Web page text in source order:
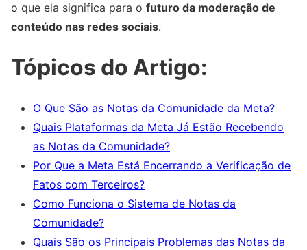
o que ela significa para o futuro da moderação de
conteúdo nas redes sociais.
Tópicos do Artigo:
O Que São as Notas da Comunidade da Meta?
Quais Plataformas da Meta Já Estão Recebendo
as Notas da Comunidade?
Por Que a Meta Está Encerrando a Verificação de
Fatos com Terceiros?
Como Funciona o Sistema de Notas da
Comunidade?
Quais São os Principais Problemas das Notas da